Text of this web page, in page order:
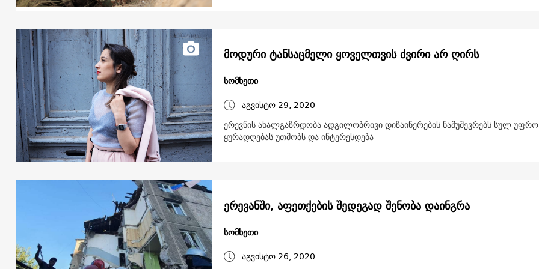
მოდური ტანსაცმელი ყოველთვის ძვირი არ ღირს
სომხეთი
აგვისტო 29, 2020
ერევნის ახალგაზრდობა ადგილობრივი დიზაინერების ნამუშევრებს სულ
ყურადღებას უთმობს და ინტერესდება
ერევანში, აფეთქების შედეგად შენობა დაინგრა
სომხეთი
აგვისტო 26, 2020